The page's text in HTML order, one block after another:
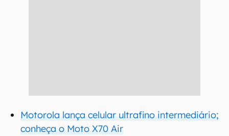
Motorola lança celular ultrafino intermediário;
conheça o Moto X70 Air